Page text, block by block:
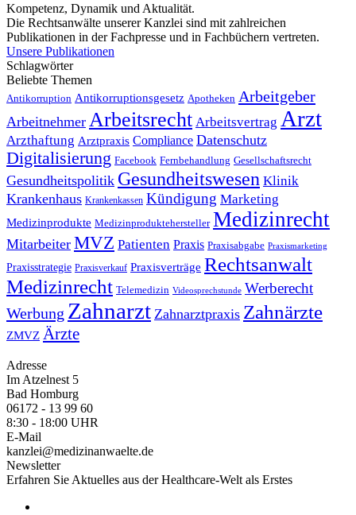
Kompetenz, Dynamik und Aktualität.
Die Rechtsanwälte unserer Kanzlei sind mit zahlreichen
Publikationen in der Fachpresse und in Fachbüchern vertreten.
Unsere Publikationen
Schlagwörter
Beliebte Themen
Antikorruption Antikorruptionsgesetz Apotheken Arbeitgeber
Arbeitnehmer Arbeitsrecht Arbeitsvertrag Arzt
Arzthaftung Arztpraxis Compliance Datenschutz
Digitalisierung Facebook Fernbehandlung Gesellschaftsrecht
Gesundheitspolitik Gesundheitswesen Klinik
Krankenhaus Krankenkassen Kündigung Marketing
Medizinprodukte Medizinproduktehersteller Medizinrecht
Mitarbeiter MVZ Patienten Praxis Praxisabgabe Praxismarketing
Praxisstrategie Praxisverkauf Praxisverträge Rechtsanwalt
Medizinrecht Telemedizin Videosprechstunde Werberecht
Werbung Zahnarzt Zahnarztpraxis Zahnärzte
ZMVZ Ärzte
Adresse
Im Atzelnest 5
Bad Homburg
06172 - 13 99 60
8:30 - 18:00 UHR
E-Mail
kanzlei@medizinanwaelte.de
Newsletter
Erfahren Sie Aktuelles aus der Healthcare-Welt als Erstes